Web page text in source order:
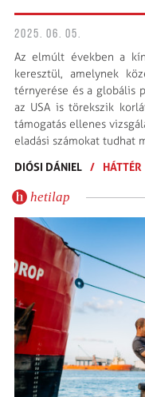
2025. 06. 05.
Az elmúlt években a
keresztül, amelynek
térnyerése és a globális
az USA is törekszik
támogatás ellenes
eladási számokat tudhat
DIÓSI DÁNIEL / HÁTTÉR
hetilap